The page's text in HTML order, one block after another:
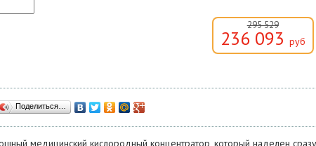
295 529
236 093 руб
Поделиться…
медицинский кислородный концентратор, который наделен